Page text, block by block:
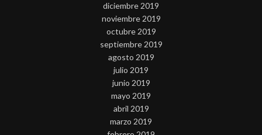
diciembre 2019
noviembre 2019
octubre 2019
septiembre 2019
agosto 2019
julio 2019
junio 2019
mayo 2019
abril 2019
marzo 2019